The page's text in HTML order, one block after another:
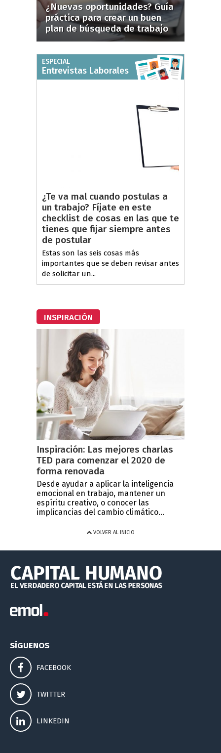
¿Nuevas oportunidades? Guía
práctica para crear un buen
plan de búsqueda de trabajo
ESPECIAL
Entrevistas Laborales
¿Te va mal cuando postulas a
un trabajo? Fíjate en este
checklist de cosas en las que te
tienes que fijar siempre antes
de postular
Estas son las seis cosas más
importantes que se deben revisar antes
de solicitar un...
INSPIRACIÓN
Inspiración: Las mejores charlas
TED para comenzar el 2020 de
forma renovada
Desde ayudar a aplicar la inteligencia
emocional en trabajo, mantener un
espíritu creativo, o conocer las
implicancias del cambio climático...
VOLVER AL INICIO
SÍGUENOS
FACEBOOK
TWITTER
LINKEDIN